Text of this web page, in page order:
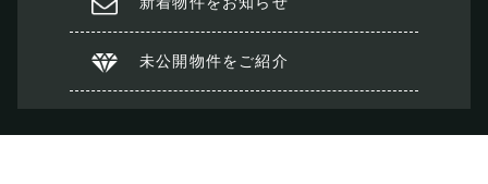
未公開物件を ご紹介